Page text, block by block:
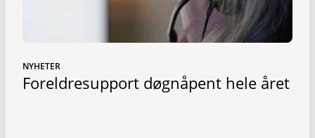
NYHETER
Foreldresupport døgnåpent hele året